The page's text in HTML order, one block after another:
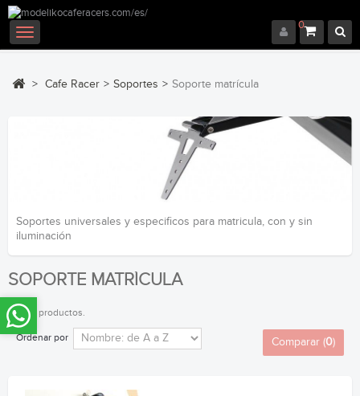
0
Navegación
Toggle
> Cafe Racer > Soportes > Soporte matrícula
Soportes universales y especificos para matricula, con y sin
iluminación
SOPORTE MATRÍCULA
Hay 15 productos.
Ordenar por Comparar (0)